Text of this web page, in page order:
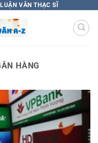
VĂN THẠC SĨ
HÀNG